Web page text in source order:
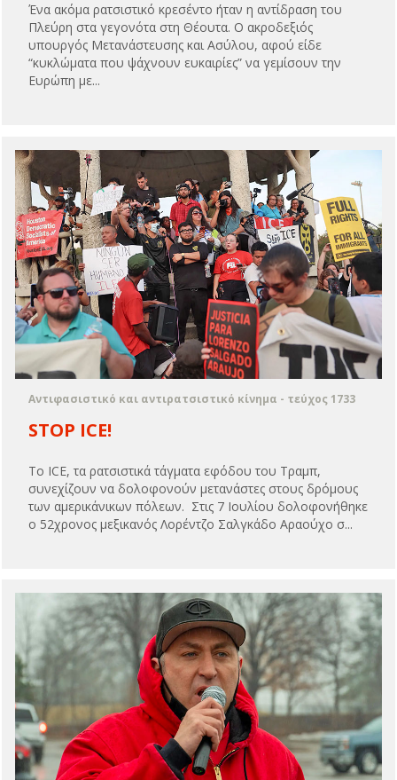
Ένα ακόμα ρατσιστικό κρεσέντο ήταν η αντίδραση του
Πλεύρη στα γεγονότα στη Θέουτα. Ο ακροδεξιός
υπουργός Μετανάστευσης και Ασύλου, αφού είδε
“κυκλώματα που ψάχνουν ευκαιρίες” να γεμίσουν την
Ευρώπη με...
Αντιφασιστικό και αντιρατσιστικό κίνημα - τεύχος 1733
STOP ICE!
Το ICE, τα ρατσιστικά τάγματα εφόδου του Τραμπ,
συνεχίζουν να δολοφονούν μετανάστες στους δρόμους
των αμερικάνικων πόλεων. Στις 7 Ιουλίου δολοφονήθηκε
ο 52χρονος μεξικανός Λορέντζο Σαλγκάδο Αραούχο σ...